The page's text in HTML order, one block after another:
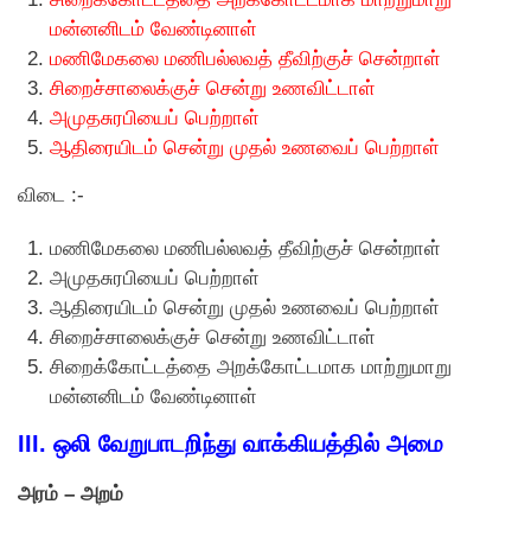
மன்னனிடம் வேண்டினாள்
மணிமேகலை மணிபல்லவத் தீவிற்குச் சென்றாள்
சிறைச்சாலைக்குச் சென்று உணவிட்டாள்
அமுதசுரபியைப் பெற்றாள்
ஆதிரையிடம் சென்று முதல் உணவைப் பெற்றாள்
விடை :-
மணிமேகலை மணிபல்லவத் தீவிற்குச் சென்றாள்
அமுதசுரபியைப் பெற்றாள்
ஆதிரையிடம் சென்று முதல் உணவைப் பெற்றாள்
சிறைச்சாலைக்குச் சென்று உணவிட்டாள்
சிறைக்கோட்டத்தை அறக்கோட்டமாக மாற்றுமாறு
மன்னனிடம் வேண்டினாள்
III. ஒலி வேறுபாடறிந்து வாக்கியத்தில் அமை
அரம் – அறம்